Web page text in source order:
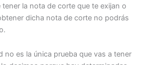
la nota de corte que te exijan o
dicha nota de corte no podrás
no es la única prueba que vas a tener